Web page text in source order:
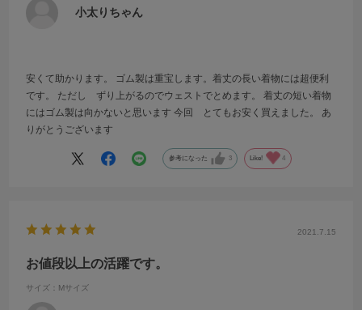
小太りちゃん
安くて助かります。 ゴム製は重宝します。着丈の長い着物には超便利
です。 ただし ずり上がるのでウェストでとめます。 着丈の短い着物
にはゴム製は向かないと思います 今回 とてもお安く買えました。 あ
りがとうございます
参考になった 3 Like! 4
2021.7.15
お値段以上の活躍です。
サイズ：Mサイズ